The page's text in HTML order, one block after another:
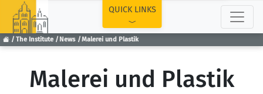
The Institute News Malerei und Plastik
QUICK LINKS
Malerei und Plastik